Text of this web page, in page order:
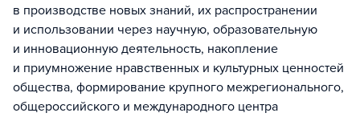
в производстве новых знаний, их распространении
и использовании через научную, образовательную
и инновационную деятельность, накопление
и приумножение нравственных и культурных ценностей
общества, формирование крупного межрегионального,
общероссийского и международного центра